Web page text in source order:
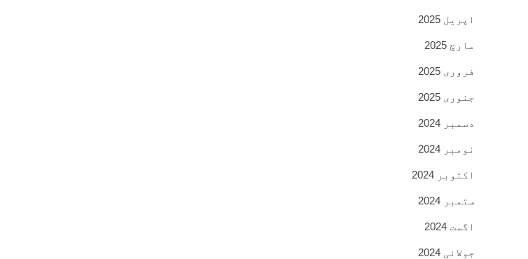
اپریل 2025
مارچ 2025
فروری 2025
جنوری 2025
دسمبر 2024
نومبر 2024
اکتوبر 2024
ستمبر 2024
اگست 2024
جولائی 2024